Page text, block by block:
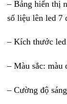
– Bảng hiển thị
số liệu lên led 7
– Kích thước
– Màu sắc: màu
– Cường độ